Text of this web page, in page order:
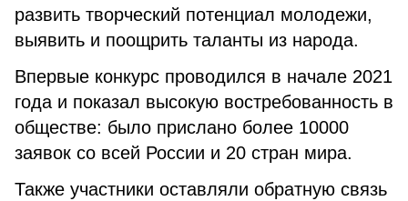
развить творческий потенциал молодежи,
выявить и поощрить таланты из народа.
Впервые конкурс проводился в начале 2021
года и показал высокую востребованность в
обществе: было прислано более 10000
заявок со всей России и 20 стран мира.
Также участники оставляли обратную связь